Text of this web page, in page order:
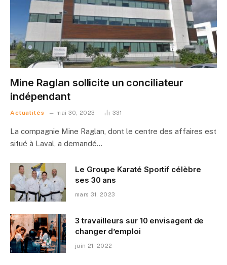
Mine Raglan sollicite un conciliateur
indépendant
Actualités mai 30, 2023 331
La compagnie Mine Raglan, dont le centre des affaires est
situé à Laval, a demandé…
Le Groupe Karaté Sportif célèbre
ses 30 ans
mars 31, 2023
3 travailleurs sur 10 envisagent de
changer d’emploi
juin 21, 2022